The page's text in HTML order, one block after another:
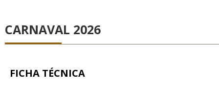
CARNAVAL 2026
FICHA TÉCNICA